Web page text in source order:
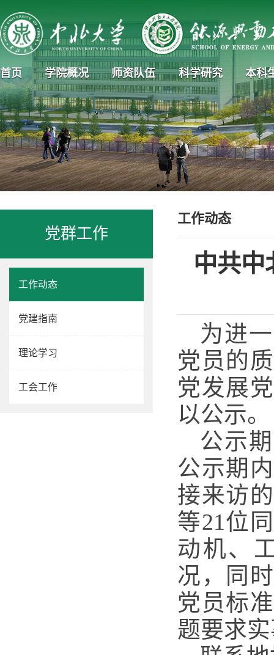
首页 学院概况 师资队伍 科学研究 本科
党群工作
工作动态
党建指南
理论学习
工会工作
工作动态
中共中
为进
党员的
党发展
以公示。
公示
公示期
接来访
等21位
动机、
况，同
党员标
题要求